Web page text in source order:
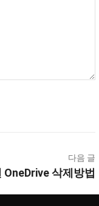
다음 글
삭제방법